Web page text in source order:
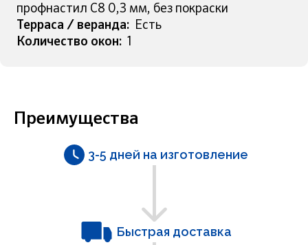
профнастил С8 0,3 мм, без покраски
Терраса / веранда:
Есть
Количество окон:
Преимущества
3-5 дней на изготовление
Быстрая доставка